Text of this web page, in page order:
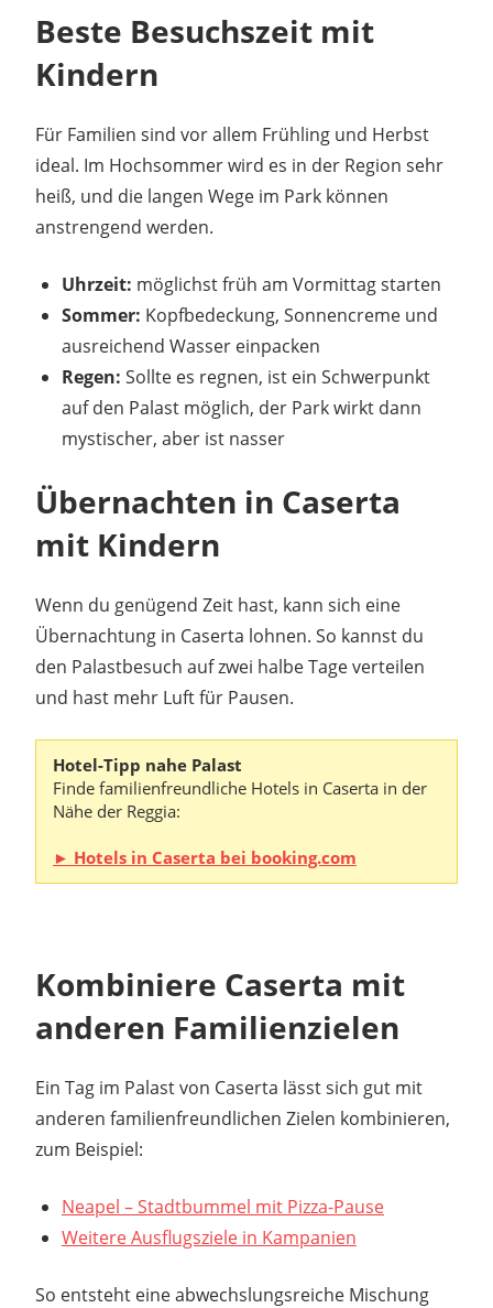
Beste Besuchszeit mit
Kindern
Für Familien sind vor allem Frühling und Herbst
ideal. Im Hochsommer wird es in der Region sehr
heiß, und die langen Wege im Park können
anstrengend werden.
Uhrzeit: möglichst früh am Vormittag starten
Sommer: Kopfbedeckung, Sonnencreme und
ausreichend Wasser einpacken
Regen: Sollte es regnen, ist ein Schwerpunkt
auf den Palast möglich, der Park wirkt dann
mystischer, aber ist nasser
Übernachten in Caserta
mit Kindern
Wenn du genügend Zeit hast, kann sich eine
Übernachtung in Caserta lohnen. So kannst du
den Palastbesuch auf zwei halbe Tage verteilen
und hast mehr Luft für Pausen.
Hotel-Tipp nahe Palast
Finde familienfreundliche Hotels in Caserta in der
Nähe der Reggia:
► Hotels in Caserta bei booking.com
Kombiniere Caserta mit
anderen Familienzielen
Ein Tag im Palast von Caserta lässt sich gut mit
anderen familienfreundlichen Zielen kombinieren,
zum Beispiel:
Neapel – Stadtbummel mit Pizza-Pause
Weitere Ausflugsziele in Kampanien
So entsteht eine abwechslungsreiche Mischung